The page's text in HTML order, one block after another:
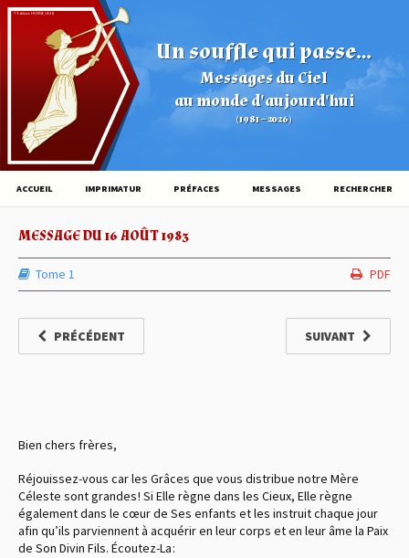
Un souffle qui passe...
Messages du Ciel
au monde d'aujourd'hui
(1981 – 2026)
© Éditions HOVINE (2026)
ACCUEIL IMPRIMATUR PRÉFACES MESSAGES RECHERCHER
MESSAGE DU 16 AOÛT 1983
Tome 1 PDF
PRÉCÉDENT SUIVANT
Bien chers frères,
Réjouissez-vous car les Grâces que vous distribue notre Mère
Céleste sont grandes ! Si Elle règne dans les Cieux, Elle règne
également dans le cœur de Ses enfants et les instruit chaque jour
afin qu’ils parviennent à acquérir en leur corps et en leur âme la Paix
de Son Divin Fils. Écoutez-La :